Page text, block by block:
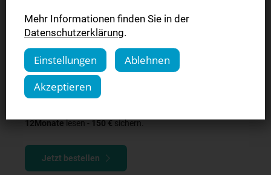
Ihr Komplettpaket light:
Gedruckte Zeitung (Fr., Sa., Mo.), Digitale Zeitung inkl.
12Monatelesen -150 €sichern.
Jetzt bestellen
Mehr Informationen finden Sie in der
Datenschutzerklärung.
Einstellungen
Ablehnen
Akzeptieren